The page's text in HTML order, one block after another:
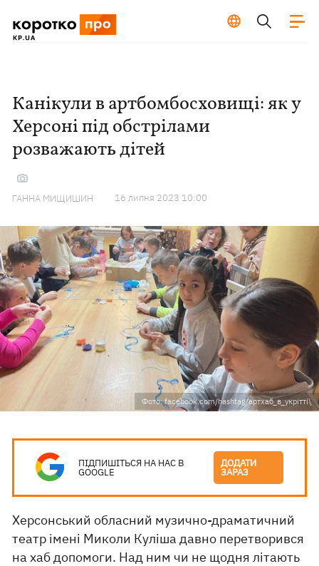
Канікули в артбомбосховищі: як у
Херсоні під обстрілами
розважають дітей
ГАННА МИЩИШИН 16 липня 2023 10:00
Фото: facebook.com/hashtag/артхаб_в_укрітті\
ПІДПИШІТЬСЯ НА НАС В
GOOGLE
ДОДАТИ
ЗАРАЗ
Херсонський обласний музично-драматичний
театр імені Миколи Куліша давно перетворився
на хаб допомоги. Над ним чи не щодня літають